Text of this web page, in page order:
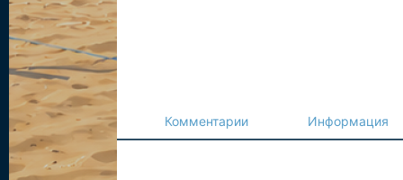
Комментарии Информация